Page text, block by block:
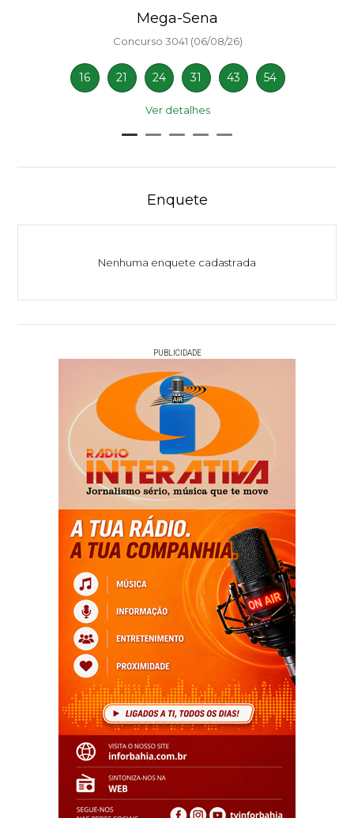
Mega-Sena
Concurso 3041 (06/08/26)
16 21 24 31 43 54
Ver detalhes
Enquete
Nenhuma enquete cadastrada
PUBLICIDADE